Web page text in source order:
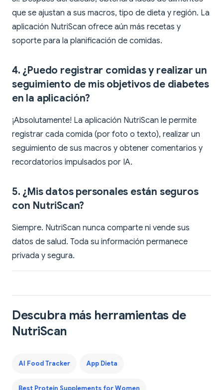
que se ajustan a sus macros, tipo de dieta y región. La
aplicación NutriScan ofrece aún más recetas y
soporte para la planificación de comidas.
4. ¿Puedo registrar comidas y realizar un
seguimiento de mis objetivos de diabetes
en la aplicación?
¡Absolutamente! La aplicación NutriScan le permite
registrar cada comida (por foto o texto), realizar un
seguimiento de sus macros y obtener comentarios y
recordatorios impulsados por IA.
5. ¿Mis datos personales están seguros
con NutriScan?
Siempre. NutriScan nunca comparte ni vende sus
datos de salud. Toda su información permanece
privada y segura.
Descubra más herramientas de
NutriScan
AI Food Tracker App Dieta